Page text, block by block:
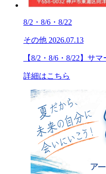
8/2・8/6・8/22
その他 2026.07.13
【8/2・8/6・8/22】サ
詳細はこちら